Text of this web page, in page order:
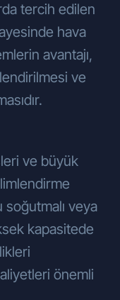
tercih edilen
hava
avantajı,
ve
ve büyük
veya
kapasitede
önemli